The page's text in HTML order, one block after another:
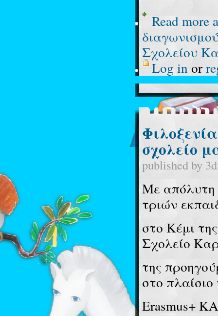
Read more
Σχολείου
Log in or
σχολείο
published by
Με απόλυτη
τριών
στο Κέμι
Σχολείο
της
στο
Erasmus+